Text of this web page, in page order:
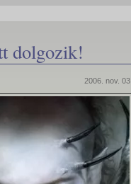
dolgozik!
2006. nov. 03.